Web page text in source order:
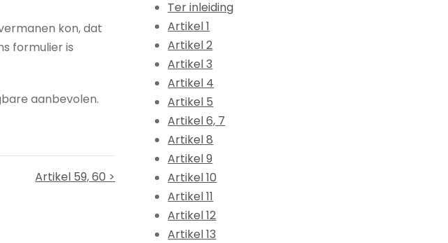
kon, dat
formulier is
aanbevolen.
Artikel 59, 60 >
Ter inleiding
Artikel 1
Artikel 2
Artikel 3
Artikel 4
Artikel 5
Artikel 6, 7
Artikel 8
Artikel 9
Artikel 10
Artikel 11
Artikel 12
Artikel 13